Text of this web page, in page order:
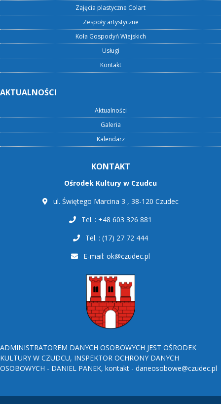
Zajęcia plastyczne Colart
Zespoły artystyczne
Koła Gospodyń Wiejskich
Usługi
Kontakt
AKTUALNOŚCI
Aktualności
Galeria
Kalendarz
KONTAKT
Ośrodek Kultury w Czudcu
ul. Świętego Marcina 3 , 38-120 Czudec
Tel. : +48 603 326 881
Tel. : (17) 27 72 444
E-mail: ok@czudec.pl
ADMINISTRATOREM DANYCH OSOBOWYCH JEST OŚRODEK
KULTURY W CZUDCU, INSPEKTOR OCHRONY DANYCH
OSOBOWYCH - DANIEL PANEK, kontakt - daneosobowe@czudec.pl